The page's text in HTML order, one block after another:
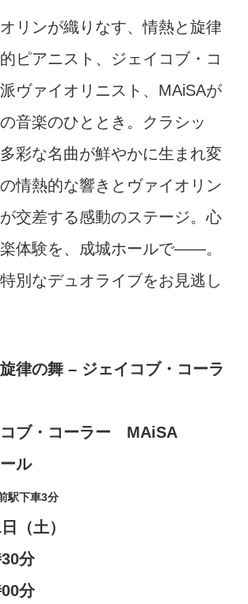
リンが織りなす、情熱と旋律
ピアニスト、ジェイコブ・コ
ヴァイオリニスト、MAiSAが
音楽のひととき。クラシッ
彩な名曲が鮮やかに生まれ変
情熱的な響きとヴァイオリン
交差する感動のステージ。心
体験を、成城ホールで——。
別なデュオライブをお見逃し
律の舞 – ジェイコブ・コーラ
コブ・コーラー MAiSA
ル
駅下車3分
（土）
分
分